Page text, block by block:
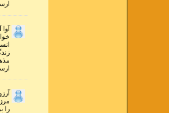
ارسال
ارسال
را